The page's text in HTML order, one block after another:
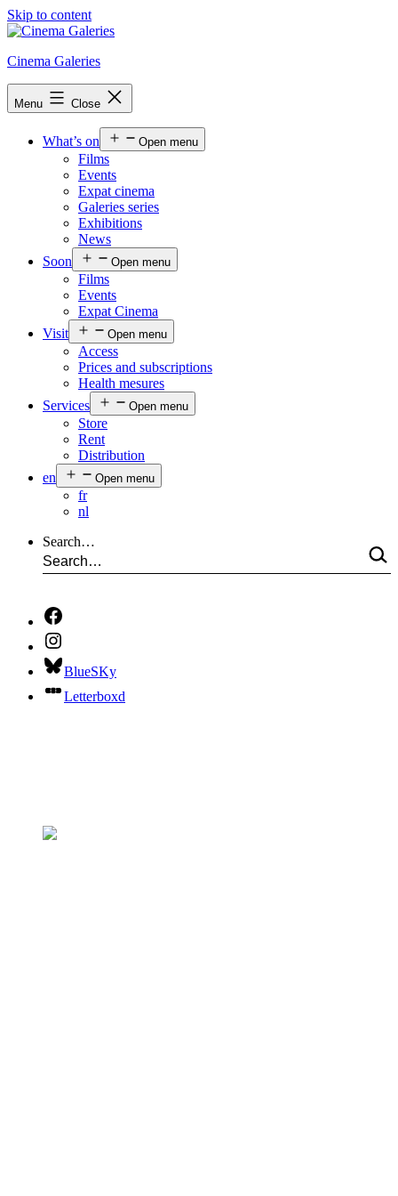
Skip to content
Cinema Galeries
Menu Close
What’s on Open menu
Films
Events
Expat cinema
Galeries series
Exhibitions
News
Soon
Open menu
Films
Events
Expat Cinema
Visit
Open menu
Access
Prices and subscriptions
Health mesures
Services
Open menu
Store
Rent
Distribution
en
Open menu
fr
nl
Search…
BlueSKy
Letterboxd